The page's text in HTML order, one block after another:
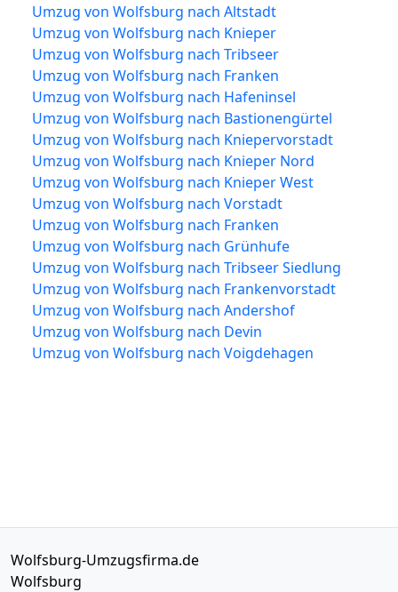
Umzug von Wolfsburg nach Altstadt
Umzug von Wolfsburg nach Knieper
Umzug von Wolfsburg nach Tribseer
Umzug von Wolfsburg nach Franken
Umzug von Wolfsburg nach Hafeninsel
Umzug von Wolfsburg nach Bastionengürtel
Umzug von Wolfsburg nach Kniepervorstadt
Umzug von Wolfsburg nach Knieper Nord
Umzug von Wolfsburg nach Knieper West
Umzug von Wolfsburg nach Vorstadt
Umzug von Wolfsburg nach Franken
Umzug von Wolfsburg nach Grünhufe
Umzug von Wolfsburg nach Tribseer Siedlung
Umzug von Wolfsburg nach Frankenvorstadt
Umzug von Wolfsburg nach Andershof
Umzug von Wolfsburg nach Devin
Umzug von Wolfsburg nach Voigdehagen
Wolfsburg-Umzugsfirma.de
Wolfsburg